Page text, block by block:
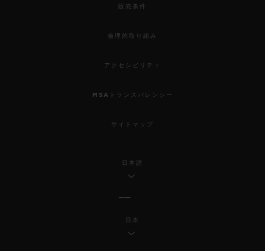
販売条件
倫理的取り組み
アクセシビリティ
MSAトランスパレンシー
サイトマップ
日本語
日本